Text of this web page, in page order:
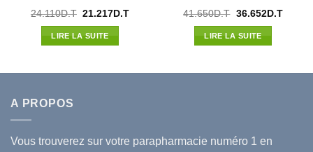
24.110D.T Le
initial
était :
21.217 D.TLe
LIRE LA SUITE
41.650D.T Le
initial
était :
36.652D.TLe
LIRE LA SUITE
A PROPOS
Vous trouverez sur votre parapharmacie numéro 1 en